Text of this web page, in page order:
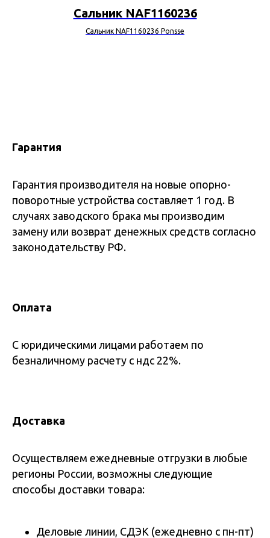
Сальник NAF1160236
Сальник NAF1160236 Ponsse
Гарантия
Гарантия производителя на новые опорно-
поворотные устройства составляет 1 год. В
случаях заводского брака мы производим
замену или возврат денежных средств согласно
законодательству РФ.
Оплата
С юридическими лицами работаем по
безналичному расчету с ндс 22%.
Доставка
Осуществляем ежедневные отгрузки в любые
регионы России, возможны следующие
способы доставки товара:
Деловые линии, СДЭК (ежедневно с пн-пт)